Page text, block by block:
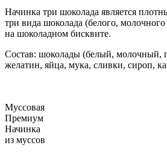
Начинка три шоколада является
три вида шоколада (белого,
на шоколадном бисквите.
Состав: шоколады (белый, молочный,
желатин, яйца, мука, сливки, сироп,
Муссовая
Премиум
Начинка
из муссов